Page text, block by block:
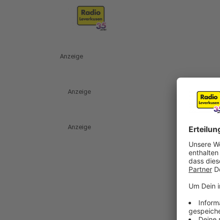
Anzeige
Anzeige
Anzeige